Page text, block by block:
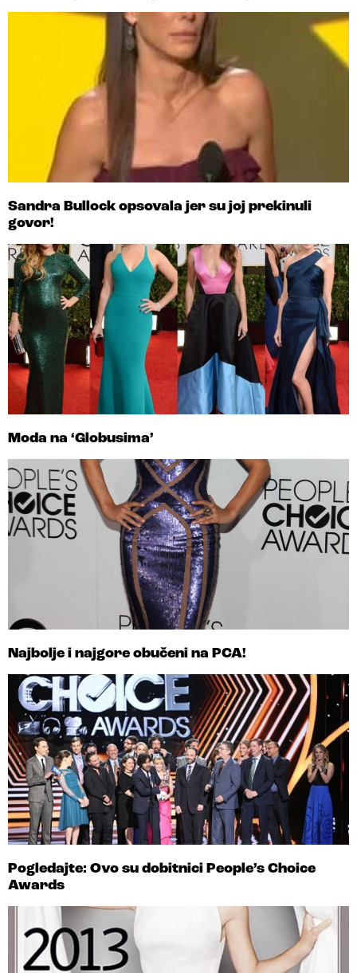
Sandra Bullock opsovala jer su joj prekinuli
govor!
Moda na ‘Globusima’
Najbolje i najgore obučeni na PCA!
Pogledajte: Ovo su dobitnici People’s Choice
Awards